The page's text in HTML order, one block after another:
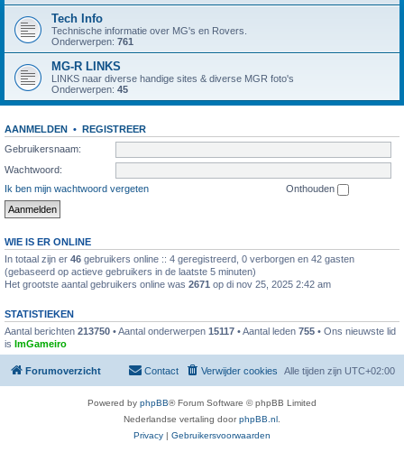
Tech Info
Technische informatie over MG's en Rovers.
Onderwerpen: 761
MG-R LINKS
LINKS naar diverse handige sites & diverse MGR foto's
Onderwerpen: 45
AANMELDEN • REGISTREER
Gebruikersnaam:
Wachtwoord:
Ik ben mijn wachtwoord vergeten
Onthouden
WIE IS ER ONLINE
In totaal zijn er 46 gebruikers online :: 4 geregistreerd, 0 verborgen en 42 gasten
(gebaseerd op actieve gebruikers in de laatste 5 minuten)
Het grootste aantal gebruikers online was 2671 op di nov 25, 2025 2:42 am
STATISTIEKEN
Aantal berichten 213750 • Aantal onderwerpen 15117 • Aantal leden 755 • Ons nieuwste lid
is ImGameiro
Forumoverzicht Alle tijden zijn UTC+02:00
Verwijder cookies
Contact
Powered by phpBB® Forum Software © phpBB Limited
Nederlandse vertaling doorphpBB.nl
Privacy | Gebruikersvoorwaarden